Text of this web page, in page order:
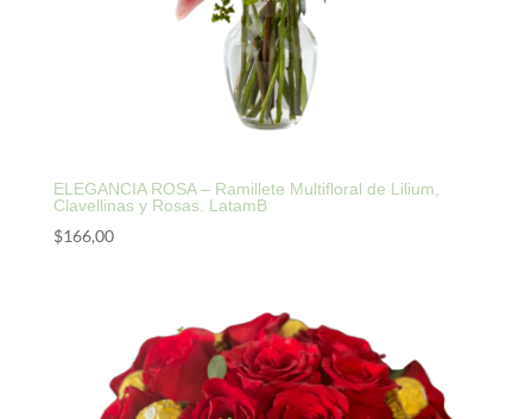
ELEGANCIA ROSA – Ramillete Multifloral de Lilium,
Clavellinas y Rosas. LatamB
$166,00